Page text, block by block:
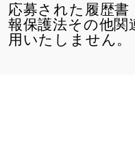
応募された履歴書
報保護法その他関
用いたしません。